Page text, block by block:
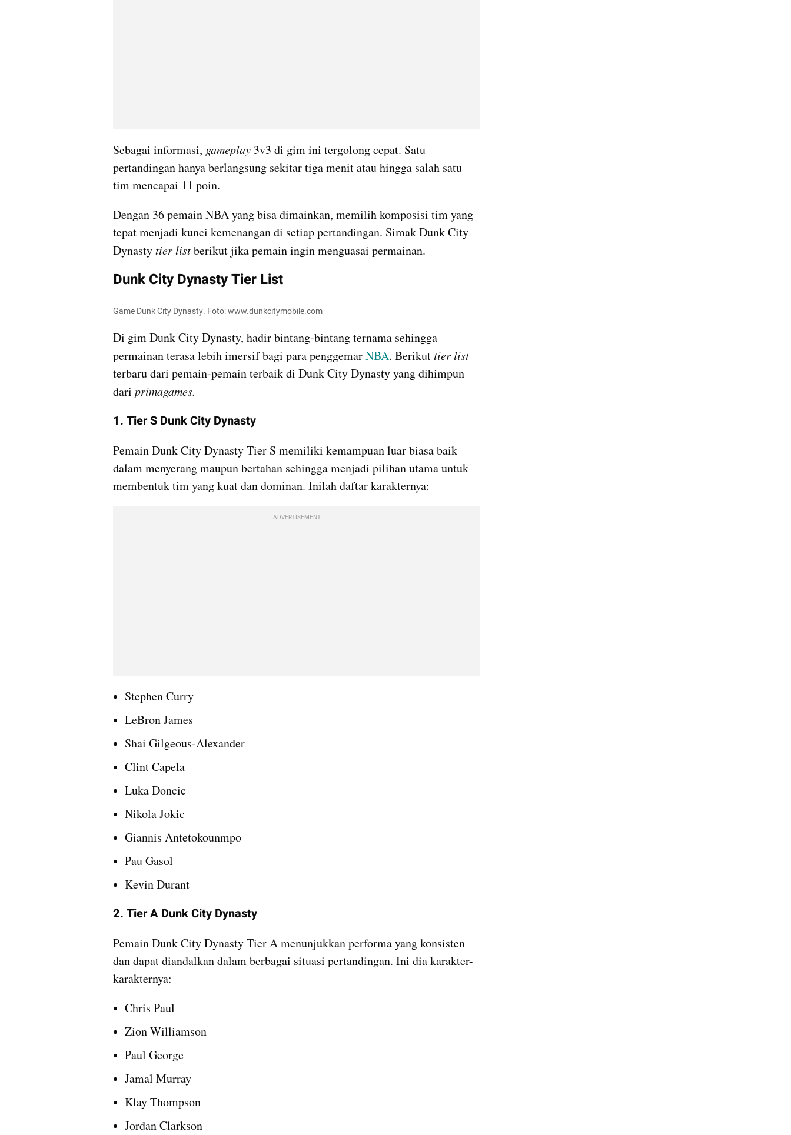
Sebagai informasi, gameplay 3v3 di gim ini tergolong cepat. Satu
pertandingan hanya berlangsung sekitar tiga menit atau hingga salah satu
tim mencapai 11 poin.
Dengan 36 pemain NBA yang bisa dimainkan, memilih komposisi tim yang
tepat menjadi kunci kemenangan di setiap pertandingan. Simak Dunk City
Dynasty tier list berikut jika pemain ingin menguasai permainan.
Dunk City Dynasty Tier List
Game Dunk City Dynasty. Foto: www.dunkcitymobile.com
Di gim Dunk City Dynasty, hadir bintang-bintang ternama sehingga
permainan terasa lebih imersif bagi para penggemar NBA. Berikut tierlist
terbaru dari pemain-pemain terbaik di Dunk City Dynasty yang dihimpun
dari primagames.
1. Tier S Dunk City Dynasty
Pemain Dunk City Dynasty Tier S memiliki kemampuan luar biasa baik
dalam menyerang maupun bertahan sehingga menjadi pilihan utama untuk
membentuk tim yang kuat dan dominan. Inilah daftar karakternya:
ADVERTISEMENT
Stephen Curry
LeBron James
Shai Gilgeous-Alexander
Clint Capela
Luka Doncic
Nikola Jokic
Giannis Antetokounmpo
Pau Gasol
Kevin Durant
2. Tier A Dunk City Dynasty
Pemain Dunk City Dynasty Tier A menunjukkan performa yang konsisten
dan dapat diandalkan dalam berbagai situasi pertandingan. Ini dia karakter-
karakternya:
Chris Paul
Zion Williamson
Paul George
Jamal Murray
Klay Thompson
Jordan Clarkson